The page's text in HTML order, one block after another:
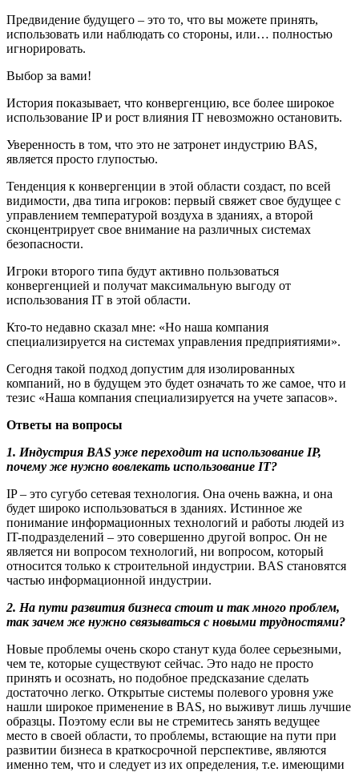
Предвидение будущего – это то, что вы можете принять,
использовать или наблюдать со стороны, или… полностью
игнорировать.
Выбор за вами!
История показывает, что конвергенцию, все более широкое
использование IP и рост влияния IT невозможно остановить.
Уверенность в том, что это не затронет индустрию BAS,
является просто глупостью.
Тенденция к конвергенции в этой области создаст, по всей
видимости, два типа игроков: первый свяжет свое будущее с
управлением температурой воздуха в зданиях, а второй
сконцентрирует свое внимание на различных системах
безопасности.
Игроки второго типа будут активно пользоваться
конвергенцией и получат максимальную выгоду от
использования IT в этой области.
Кто-то недавно сказал мне: «Но наша компания
специализируется на системах управления предприятиями».
Сегодня такой подход допустим для изолированных
компаний, но в будущем это будет означать то же самое, что и
тезис «Наша компания специализируется на учете запасов».
Ответы на вопросы
1. Индустрия BAS уже переходит на использование IP,
почему же нужно вовлекать использование IT?
IP – это сугубо сетевая технология. Она очень важна, и она
будет широко использоваться в зданиях. Истинное же
понимание информационных технологий и работы людей из
IT-подразделений – это совершенно другой вопрос. Он не
является ни вопросом технологий, ни вопросом, который
относится только к строительной индустрии. BAS становятся
частью информационной индустрии.
2. На пути развития бизнеса стоит и так много проблем,
так зачем же нужно связываться с новыми трудностями?
Новые проблемы очень скоро станут куда более серьезными,
чем те, которые существуют сейчас. Это надо не просто
принять и осознать, но подобное предсказание сделать
достаточно легко. Открытые системы полевого уровня уже
нашли широкое применение в BAS, но выживут лишь лучшие
образцы. Поэтому если вы не стремитесь занять ведущее
место в своей области, то проблемы, встающие на пути при
развитии бизнеса в краткосрочной перспективе, являются
именно тем, что и следует из их определения, т.е. имеющими